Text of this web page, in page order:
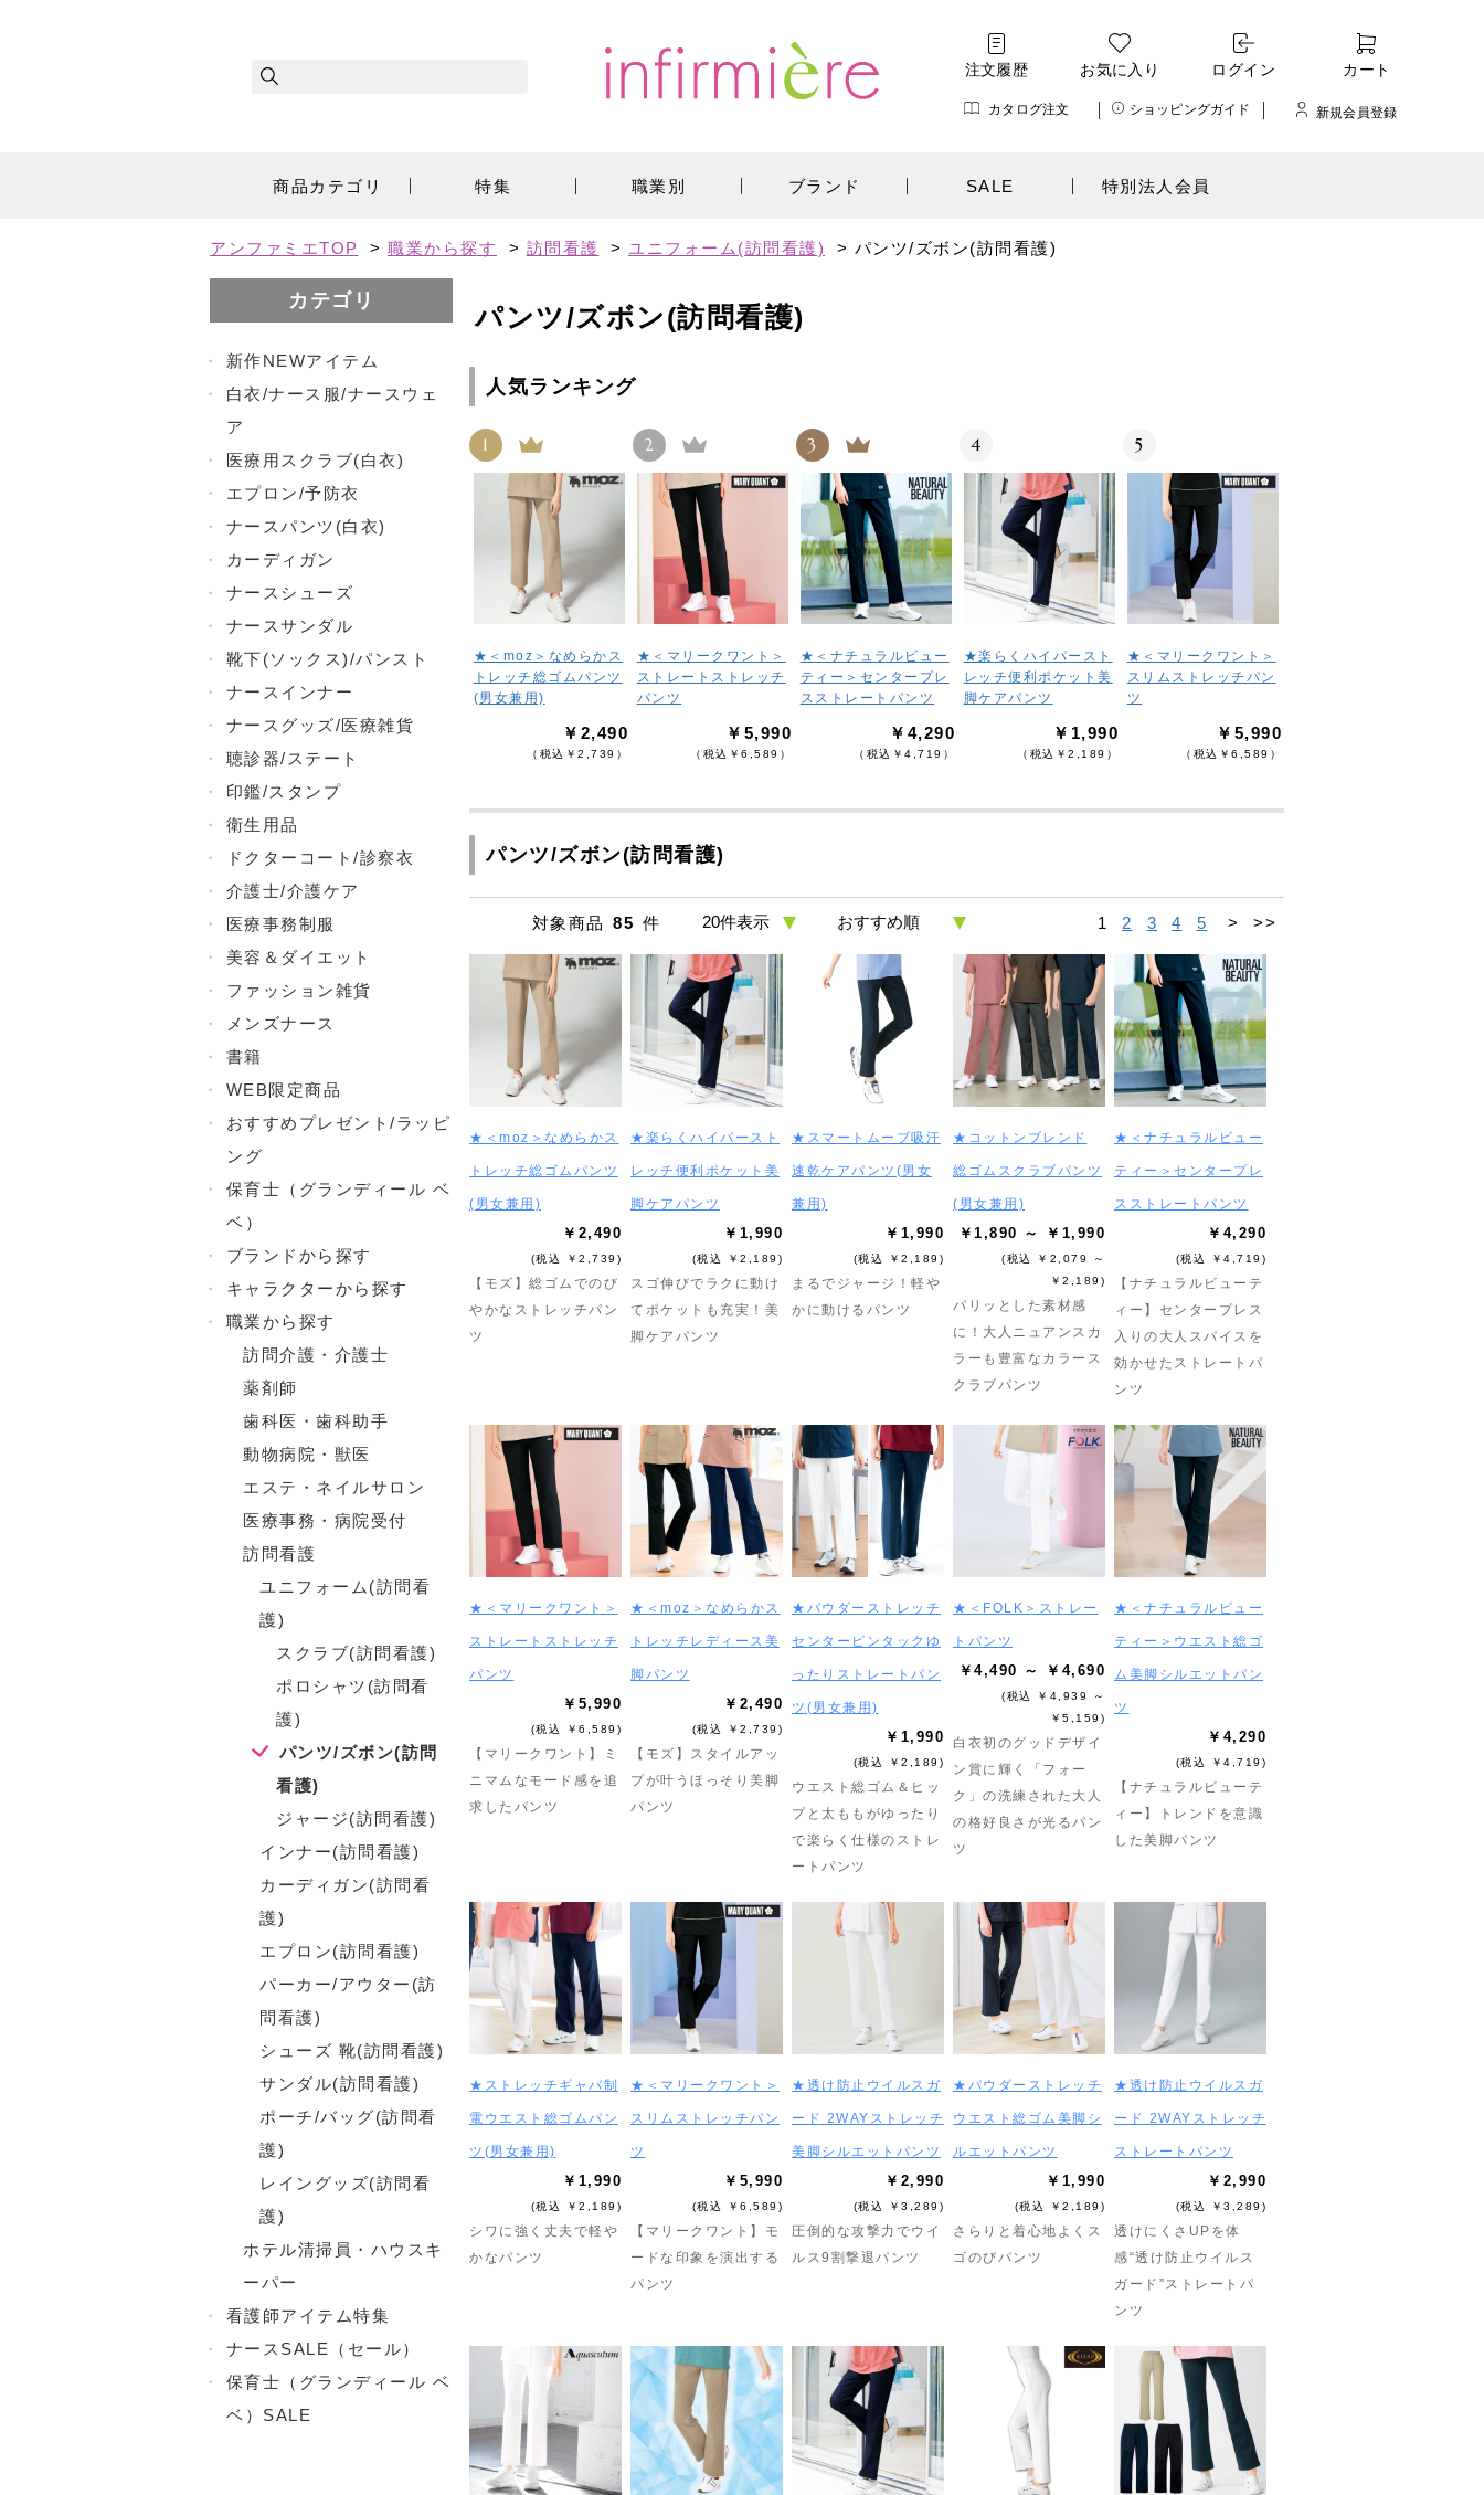
注文履歴 お気に入り ログイン カート
カタログ注文 ショッピングガイド 新規会員登録
商品カテゴリ 特集 職業別 ブランド SALE 特別法人会員
アンファミエTOP > 職業から探す > 訪問看護 > ユニフォーム(訪問看護) > パンツ/ズボン(訪問看護)
カテゴリ
・
新作NEWアイテム
・
白衣/ナース服/ナースウェ
ア
・
医療用スクラブ(白衣)
・
エプロン/予防衣
・
ナースパンツ(白衣)
・
カーディガン
・
ナースシューズ
・
ナースサンダル
・
靴下(ソックス)/パンスト
・
ナースインナー
・
ナースグッズ/医療雑貨
・
聴診器/ステート
・
印鑑/スタンプ
・
衛生用品
・
ドクターコート/診察衣
・
介護士/介護ケア
・
医療事務制服
・
美容＆ダイエット
・
ファッション雑貨
・
メンズナース
・
書籍
・
WEB限定商品
・
おすすめプレゼント/ラッピ
ング
・
保育士（グランディール ベ
ベ）
・
ブランドから探す
・
キャラクターから探す
・
職業から探す
訪問介護・介護士
薬剤師
歯科医・歯科助手
動物病院・獣医
エステ・ネイルサロン
医療事務・病院受付
訪問看護
ユニフォーム(訪問看
護)
スクラブ(訪問看護)
ポロシャツ(訪問看
護)
パンツ/ズボン(訪問
看護)
ジャージ(訪問看護)
インナー(訪問看護)
カーディガン(訪問看
護)
エプロン(訪問看護)
パーカー/アウター(訪
問看護)
シューズ 靴(訪問看護)
サンダル(訪問看護)
ポーチ/バッグ(訪問看
護)
レイングッズ(訪問看
護)
ホテル清掃員・ハウスキ
ーパー
・
看護師アイテム特集
・
ナースSALE（セール）
・
保育士（グランディール ベ
ベ）SALE
パンツ/ズボン(訪問看護)
人気ランキング
1
★＜moz＞なめらかス
トレッチ総ゴムパンツ
(男女兼用)
￥2,490
（税込￥2,739）
2
★＜マリークワント＞
ストレートストレッチ
パンツ
￥5,990
（税込￥6,589）
3
★＜ナチュラルビュー
ティー＞センタープレ
スストレートパンツ
￥4,290
（税込￥4,719）
4
★楽らくハイパースト
レッチ便利ポケット美
脚ケアパンツ
￥1,990
（税込￥2,189）
5
★＜マリークワント＞
スリムストレッチパン
ツ
￥5,990
（税込￥6,589）
パンツ/ズボン(訪問看護)
対象商品 85 件 1 2 3 4 5 > >>
★＜moz＞なめらかス
トレッチ総ゴムパンツ
(男女兼用)
￥2,490
(税込 ￥2,739)
【モズ】総ゴムでのび
やかなストレッチパン
ツ
★楽らくハイパースト
レッチ便利ポケット美
脚ケアパンツ
￥1,990
(税込 ￥2,189)
スゴ伸びでラクに動け
てポケットも充実！美
脚ケアパンツ
★スマートムーブ吸汗
速乾ケアパンツ(男女
兼用)
￥1,990
(税込 ￥2,189)
まるでジャージ！軽や
かに動けるパンツ
★コットンブレンド
総ゴムスクラブパンツ
(男女兼用)
￥1,890 ～ ￥1,990
(税込 ￥2,079 ～
￥2,189)
パリッとした素材感
に！大人ニュアンスカ
ラーも豊富なカラース
クラブパンツ
★＜ナチュラルビュー
ティー＞センタープレ
スストレートパンツ
￥4,290
(税込 ￥4,719)
【ナチュラルビューテ
ィー】センタープレス
入りの大人スパイスを
効かせたストレートパ
ンツ
★＜マリークワント＞
ストレートストレッチ
パンツ
￥5,990
(税込 ￥6,589)
【マリークワント】ミ
ニマムなモード感を追
求したパンツ
★＜moz＞なめらかス
トレッチレディース美
脚パンツ
￥2,490
(税込 ￥2,739)
【モズ】スタイルアッ
プが叶うほっそり美脚
パンツ
★パウダーストレッチ
センターピンタックゆ
ったりストレートパン
ツ(男女兼用)
￥1,990
(税込 ￥2,189)
ウエスト総ゴム＆ヒッ
プと太ももがゆったり
で楽らく仕様のストレ
ートパンツ
★＜FOLK＞ストレー
トパンツ
￥4,490 ～ ￥4,690
(税込 ￥4,939 ～
￥5,159)
白衣初のグッドデザイ
ン賞に輝く「フォー
ク」の洗練された大人
の格好良さが光るパン
ツ
★＜ナチュラルビュー
ティー＞ウエスト総ゴ
ム美脚シルエットパン
ツ
￥4,290
(税込 ￥4,719)
【ナチュラルビューテ
ィー】トレンドを意識
した美脚パンツ
★ストレッチギャバ制
電ウエスト総ゴムパン
ツ(男女兼用)
￥1,990
(税込 ￥2,189)
シワに強く丈夫で軽や
かなパンツ
★＜マリークワント＞
スリムストレッチパン
ツ
￥5,990
(税込 ￥6,589)
【マリークワント】モ
ードな印象を演出する
パンツ
★透け防止ウイルスガ
ード 2WAYストレッチ
美脚シルエットパンツ
￥2,990
(税込 ￥3,289)
圧倒的な攻撃力でウイ
ルス9割撃退パンツ
★パウダーストレッチ
ウエスト総ゴム美脚シ
ルエットパンツ
￥1,990
(税込 ￥2,189)
さらりと着心地よくス
ゴのびパンツ
★透け防止ウイルスガ
ード 2WAYストレッチ
ストレートパンツ
￥2,990
(税込 ￥3,289)
透けにくさUPを体
感“透け防止ウイルス
ガード”ストレートパ
ンツ